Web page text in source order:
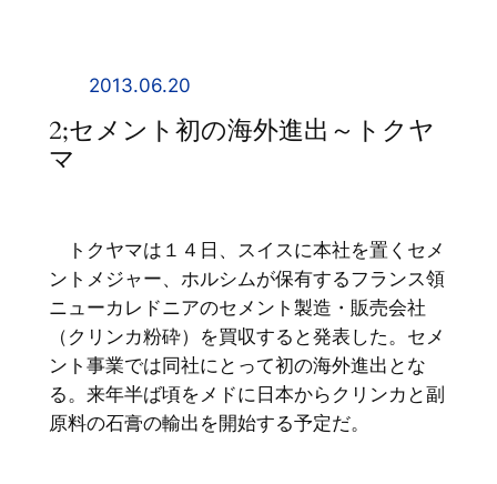
2013.06.20
2;セメント初の海外進出～トクヤ
マ
トクヤマは１４日、スイスに本社を置くセメ
ントメジャー、ホルシムが保有するフランス領
ニューカレドニアのセメント製造・販売会社
（クリンカ粉砕）を買収すると発表した。セメ
ント事業では同社にとって初の海外進出とな
る。来年半ば頃をメドに日本からクリンカと副
原料の石膏の輸出を開始する予定だ。